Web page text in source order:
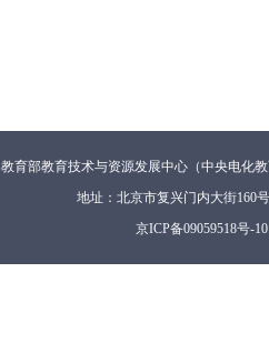
教育部教育技术与资源发展中心（中央电化
地址：北京市复兴门内大街160号
京ICP备09059518号-10